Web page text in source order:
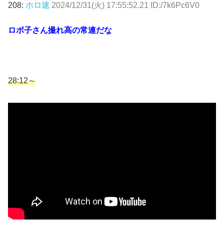
208: ホロ速 2024/12/31(火) 17:55:52.21 ID:/7k6Pc6V0
ロボ子さん撮れ高の常連だな
28:12～